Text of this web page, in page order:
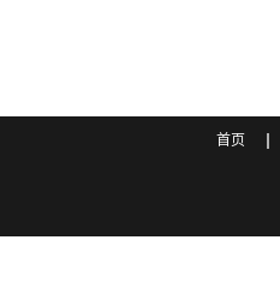
首页